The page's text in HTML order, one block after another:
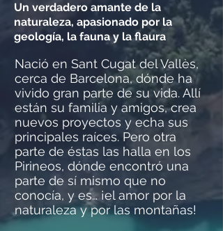
Un verdadero amante de la
naturaleza, apasionado por la
geología, la fauna y la flaura
Nació en Sant Cugat del Vallès,
cerca de Barcelona, dónde ha
vivido gran parte de su vida. Allí
están su familia y amigos, crea
nuevos proyectos y echa sus
principales raíces. Pero otra
parte de éstas las halla en los
Pirineos, dónde encontró una
parte de sí mismo que no
conocía, y es… ¡el amor por la
naturaleza y por las montañas!